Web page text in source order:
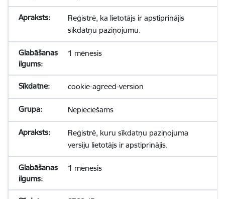
Reģistrē, ka lietotājs ir apstiprinājis
sīkdatņu paziņojumu.
1 mēnesis
cookie-agreed-version
Nepieciešams
Reģistrē, kuru sīkdatņu paziņojuma
versiju lietotājs ir apstiprinājis.
1 mēnesis